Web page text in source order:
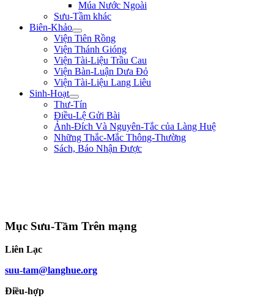
Múa Nước Ngoài
Sưu-Tầm khác
Biên-Khảo
Viện Tiên Rồng
Viện Thánh Gióng
Viện Tài-Liệu Trầu Cau
Viện Bàn-Luận Dưa Đỏ
Viện Tài-Liệu Lang Liêu
Sinh-Hoạt
Thư-Tín
Điều-Lệ Gửi Bài
Ảnh-Đích Và Nguyên-Tắc của Làng Huệ
Những Thắc-Mắc Thông-Thường
Sách, Báo Nhận Được
Mục Sưu-Tầm Trên mạng
Liên Lạc
suu-tam@langhue.org
Điều-hợp